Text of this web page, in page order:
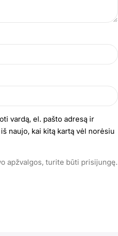
vardą, el. pašto adresą ir
naujo, kai kitą kartą vėl norėsiu
apžvalgos, turite būti prisijungę.